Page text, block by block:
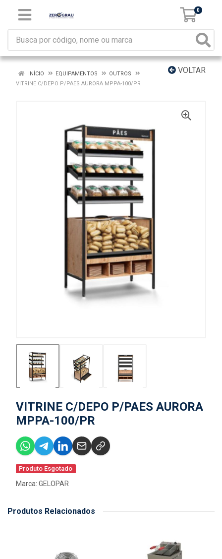
0
VOLTAR
INÍCIO EQUIPAMENTOS
OUTROS
VITRINE C/DEPO P/PAES AURORA MPPA-100/PR
VITRINE C/DEPO P/PAES AURORA
MPPA-100/PR
Produto Esgotado
Marca: GELOPAR
Produtos Relacionados